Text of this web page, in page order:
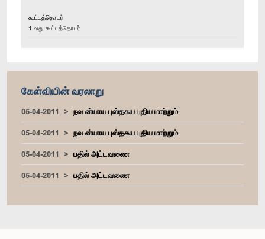
கூட்டத்தொடர்
1 வது கூட்டத்தொடர்
கேள்வியின் வரலாறு
05-04-2011
நவ ன்யாய புஸ்தகய புதிய மாற்றும்
05-04-2011
நவ ன்யாய புஸ்தகய புதிய மாற்றும்
05-04-2011
பதில் அட்டவணை
05-04-2011
பதில் அட்டவணை